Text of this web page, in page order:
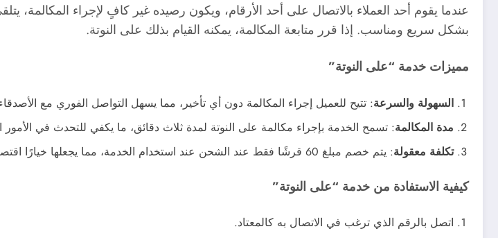
عندما يقوم أحد العملاء بالاتصال على أحد الأرقام، ويكون رصيده غير كافٍ لإجراء المكالمة،
بشكل سريع ومناسب. إذا قرر متابعة المكالمة، يمكنه القيام بذلك على النوتة.
مميزات خدمة “على النوتة”
السهولة والسرعة: تتيح للعميل إجراء المكالمة دون أي تأخير، مما يسهل التواصل الفوري مع
مدة المكالمة: تسمح الخدمة بإجراء مكالمة على النوتة لمدة ثلاث دقائق، ما يكفي للتحدث في الأمور
تكلفة معقولة: يتم خصم مبلغ 60 قرشًا فقط عند الشحن عند استخدام الخدمة، مما يجعلها خيارًا اقتصاديًا للعملاء.
كيفية الاستفادة من خدمة “على النوتة”
اتصل بالرقم الذي ترغب في الاتصال به كالمعتاد.